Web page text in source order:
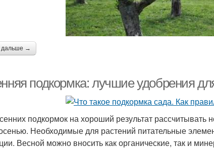
дальше →
подкормка: лучшие удобрения
подкормок на хороший результат рассчитывать
Необходимые для растений питательные
Весной можно вносить как органические, так и